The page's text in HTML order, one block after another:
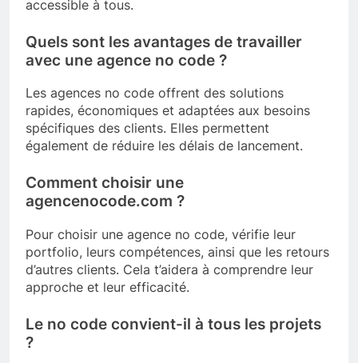
accessible à tous.
Quels sont les avantages de travailler
avec une agence no code ?
Les agences no code offrent des solutions
rapides, économiques et adaptées aux besoins
spécifiques des clients. Elles permettent
également de réduire les délais de lancement.
Comment choisir une
agencenocode.com ?
Pour choisir une agence no code, vérifie leur
portfolio, leurs compétences, ainsi que les retours
d’autres clients. Cela t’aidera à comprendre leur
approche et leur efficacité.
Le no code convient-il à tous les projets
?